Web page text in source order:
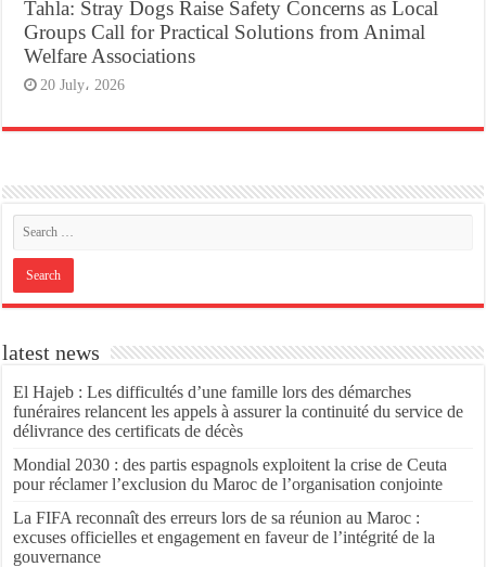
Tahla: Stray Dogs Raise Safety Concerns as Local
Groups Call for Practical Solutions from Animal
Welfare Associations
20 July، 2026
latest news
El Hajeb : Les difficultés d’une famille lors des démarches
funéraires relancent les appels à assurer la continuité du service de
délivrance des certificats de décès
Mondial 2030 : des partis espagnols exploitent la crise de Ceuta
pour réclamer l’exclusion du Maroc de l’organisation conjointe
La FIFA reconnaît des erreurs lors de sa réunion au Maroc :
excuses officielles et engagement en faveur de l’intégrité de la
gouvernance